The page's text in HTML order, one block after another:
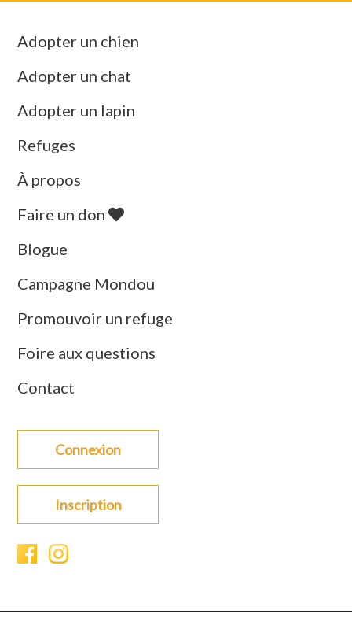
Adopter un chien
Adopter un chat
Adopter un lapin
Refuges
À propos
Faire un don
Blogue
Campagne Mondou
Promouvoir un refuge
Foire aux questions
Contact
Connexion
Inscription